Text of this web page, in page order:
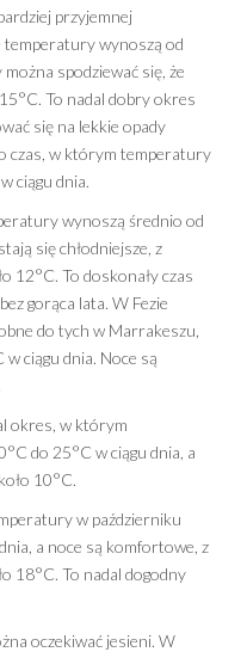
przyjemnej
wynoszą od
spodziewać się, że
To nadal dobry okres
się na lekkie opady
czas, w którym temperatury
ciągu dnia.
wynoszą średnio od
się chłodniejsze, z
12°C. To doskonały czas
gorąca lata. W Fezie
do tych w Marrakeszu,
ciągu dnia. Noce są
okres, w którym
do 25°C w ciągu dnia, a
10°C.
w październiku
a noce są komfortowe, z
18°C. To nadal dogodny
oczekiwać jesieni. W